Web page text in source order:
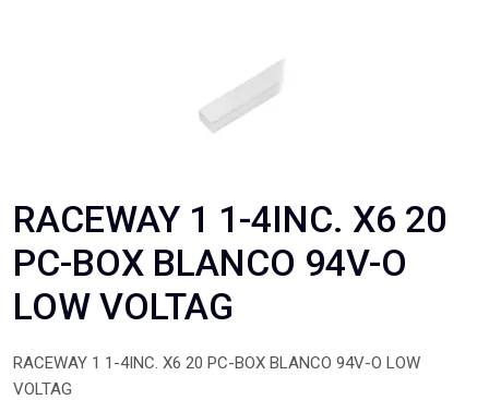
RACEWAY 1 1-4INC. X6 20
PC-BOX BLANCO 94V-O
LOW VOLTAG
RACEWAY 1 1-4INC. X6 20 PC-BOX BLANCO 94V-O LOW
VOLTAG